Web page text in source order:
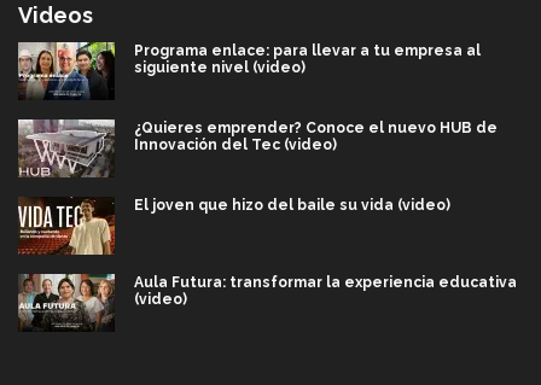
Videos
Programa enlace: para llevar a tu empresa al
siguiente nivel (video)
¿Quieres emprender? Conoce el nuevo HUB de
Innovación del Tec (video)
El joven que hizo del baile su vida (video)
Aula Futura: transformar la experiencia educativa
(video)